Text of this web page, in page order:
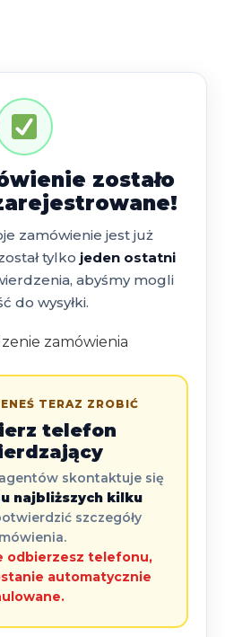
zostało
zamówienie jest już
tylko jeden ostatni
abyśmy mogli
do wysyłki.
TERAZ ZROBIĆ
telefon
skontaktuje się
najbliższych kilku
szczegóły
odbierzesz telefonu,
automatycznie